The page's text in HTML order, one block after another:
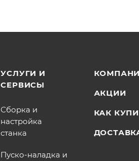
УСЛУГИ И
СЕРВИСЫ
Сборка и
настройка
станка
Пуско-наладка и
АКЦИИ
КАК